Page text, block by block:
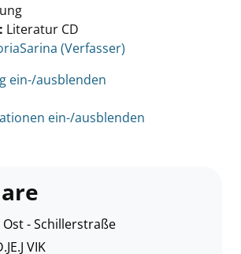
Literatur CD
nach diesem Verfasser
(Verfasser)
ein-/ausblenden
ein-/ausblenden
Ost - Schillerstraße
VIK